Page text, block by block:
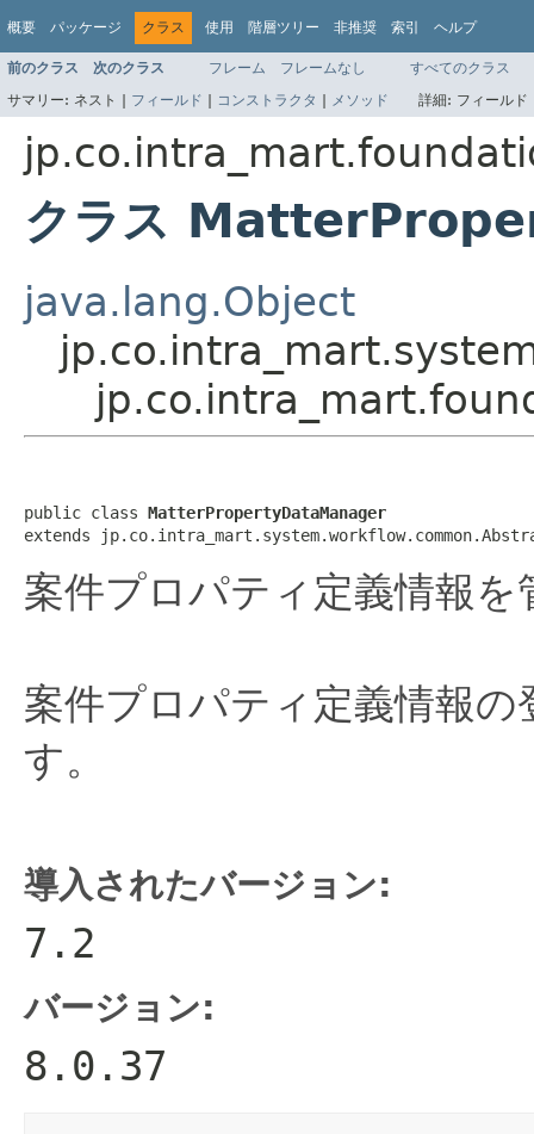
概要 パッケージ クラス 使用 階層ツリー 非推奨 索引 ヘルプ
前のクラス 次のクラス フレーム フレームなし
すべてのクラス
サマリー: ネスト | フィールド | コンストラクタ | メソッド 詳細: フィール
クラス
java.lang.Object
public class MatterPropertyDataManager
extends
案件プロパティ定義情報
案件プロパティ定義情報
す。
導入されたバージョン:
7.2
バージョン:
8.0.37